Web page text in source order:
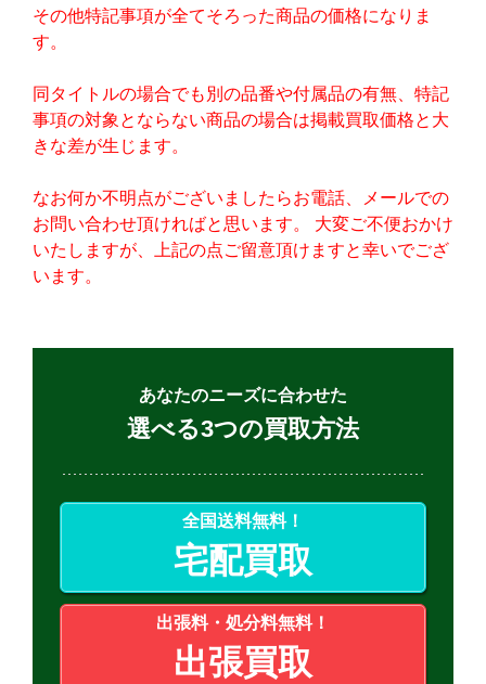
その他特記事項が全てそろった商品の価格になりま
す。
同タイトルの場合でも別の品番や付属品の有無、特記
事項の対象とならない商品の場合は掲載買取価格と大
きな差が生じます。
なお何か不明点がございましたらお電話、メールでの
お問い合わせ頂ければと思います。 大変ご不便おかけ
いたしますが、上記の点ご留意頂けますと幸いでござ
います。
あなたのニーズに合わせた
選べる3つの買取方法
全国送料無料！
宅配買取
出張料・処分料無料！
出張買取